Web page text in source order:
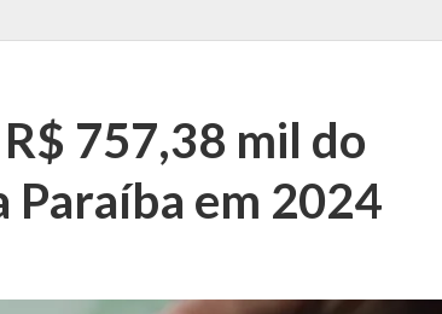
757,38 mil do
Paraíba em 2024